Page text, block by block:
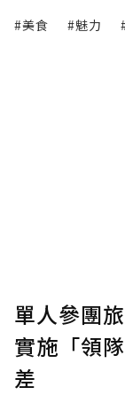
#美食 #魅力
單人參團
實施「領
差